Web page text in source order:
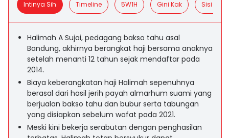
Intinya Sih Timeline 5W1H Gini Kak Sisi
Halimah A Sujai, pedagang bakso tahu asal
Bandung, akhirnya berangkat haji bersama anaknya
setelah menanti 12 tahun sejak mendaftar pada
2014.
Biaya keberangkatan haji Halimah sepenuhnya
berasal dari hasil jerih payah almarhum suami yang
berjualan bakso tahu dan bubur serta tabungan
yang disiapkan sebelum wafat pada 2021.
Meski kini bekerja serabutan dengan penghasilan